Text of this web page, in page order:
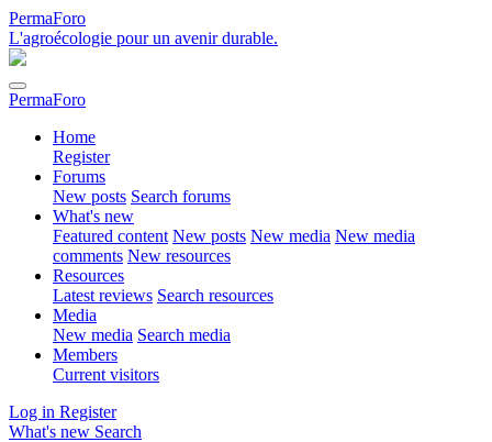
PermaForo
L'agroécologie pour un avenir durable.
PermaForo
Home
Register
Forums
New posts Search forums
What's new
Featured content New posts New media New media
comments New resources
Resources
Latest reviews Search resources
Media
New media Search media
Members
Current visitors
Log in Register
What's new Search